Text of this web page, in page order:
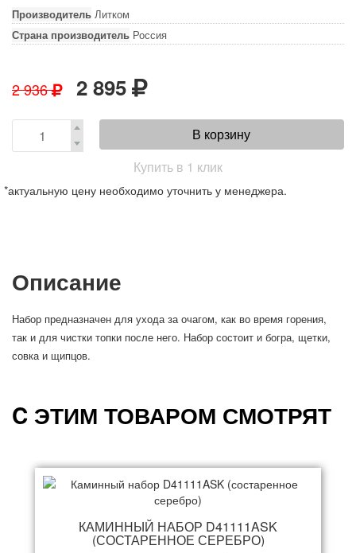
Производитель Литком
Страна производитель Россия
2 936 2 895
В корзину
Купить в 1 клик
*актуальную цену необходимо уточнить у менеджера.
Описание
Набор предназначен для ухода за очагом, как во время горения,
так и для чистки топки после него. Набор состоит и богра, щетки,
совка и щипцов.
C ЭТИМ ТОВАРОМ СМОТРЯТ
КАМИННЫЙ НАБОР D41111ASK
(СОСТАРЕННОЕ СЕРЕБРО)